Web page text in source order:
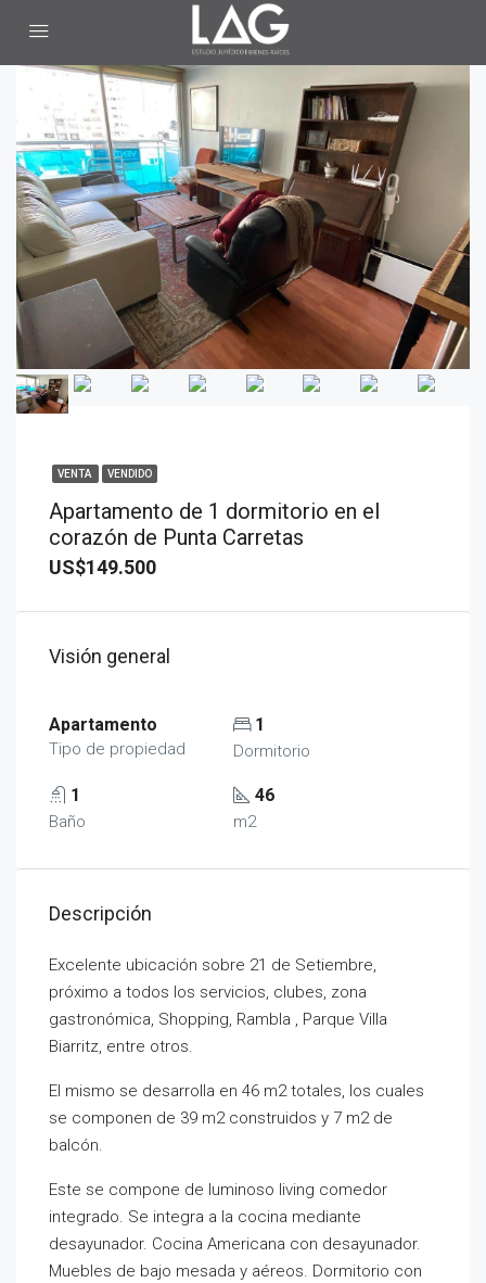
VENTA VENDIDO
Apartamento de 1 dormitorio en el
corazón de Punta Carretas
US$149.500
Visión general
Apartamento
Tipo de propiedad
1
Dormitorio
1
Baño
46
m2
Descripción
Excelente ubicación sobre 21 de Setiembre,
próximo a todos los servicios, clubes, zona
gastronómica, Shopping, Rambla , Parque Villa
Biarritz, entre otros.
El mismo se desarrolla en 46 m2 totales, los cuales
se componen de 39 m2 construidos y 7 m2 de
balcón.
Este se compone de luminoso living comedor
integrado. Se integra a la cocina mediante
desayunador. Cocina Americana con desayunador.
Muebles de bajo mesada y aéreos. Dormitorio con